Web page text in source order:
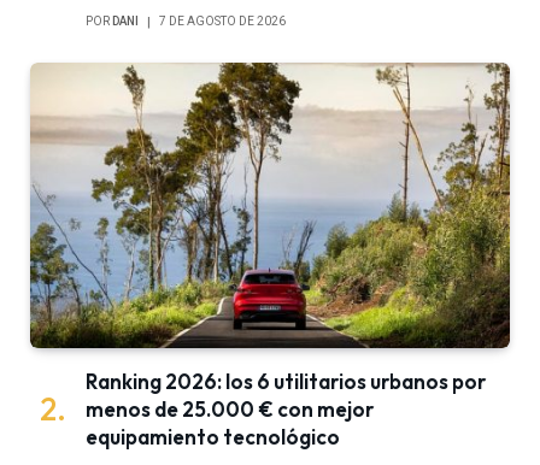
POR DANI 7 DE AGOSTO DE 2026
Ranking 2026: los 6 utilitarios urbanos por
menos de 25.000 € con mejor
equipamiento tecnológico